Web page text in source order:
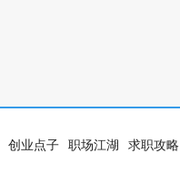
创业点子 职场江湖 求职攻略